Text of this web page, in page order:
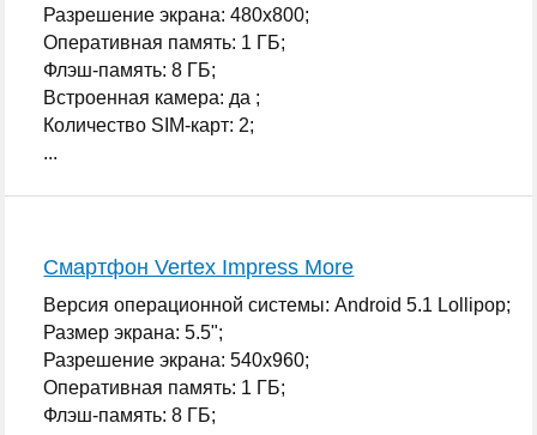
Разрешение экрана: 480x800;
Оперативная память: 1 ГБ;
Флэш-память: 8 ГБ;
Встроенная камера: да ;
Количество SIM-карт: 2;
...
Смартфон Vertex Impress More
Версия операционной системы: Android 5.1 Lollipop;
Размер экрана: 5.5";
Разрешение экрана: 540x960;
Оперативная память: 1 ГБ;
Флэш-память: 8 ГБ;